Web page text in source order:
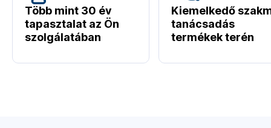
Több mint 30 év
tapasztalat az Ön
szolgálatában
Kiemelkedő
tanácsadás
termékek terén